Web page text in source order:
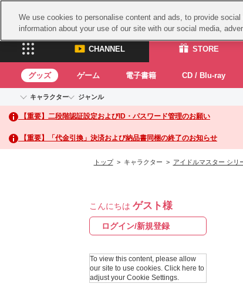
CHANNEL STORE
CHANNEL
ASOBI CHANNEL TOP
ASOBI
グッズ
グッズ ゲーム 電子書籍 CD / Blu-ray
キャラクター
アイドルマスターシリーズ
アイドルマスター
アイドルマスター シンデレラガールズ
アイドルマスター ミリオンライブ！
プロジェクトアイマス ヴイアライヴ
テイルズ オブ シリーズ
ジャンル
イベントグッズ
トイ・ホビー
【重要】二段階認証設定およびID・パスワード管理のお願い
【重要】「代金引換」決済および納品書同梱の終了のお知らせ
トップ> キャラクター > アイドルマスター シリ
こんにちは ゲスト様
ログイン/新規登録
To view this content, please allow
our site to use cookies. Click here to
adjust your Cookie Settings.
We use cookies to personalise content and ads, to provide
information about your use of our site with our social media,